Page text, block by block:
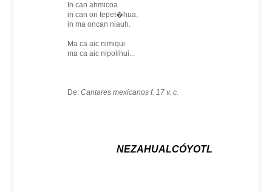
In can ahmicoa
in can on tepet�hua,
in ma oncan niauh.
Ma ca aic nimiqui
ma ca aic nipolihui...
De: Cantares mexicanos f. 17 v. c.
NEZAHUALCÓYOTL